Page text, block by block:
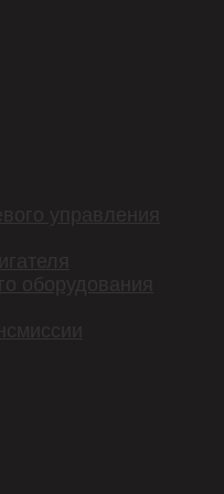
управления
оборудования